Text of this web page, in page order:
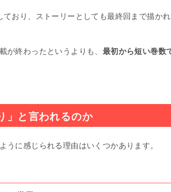
ており、ストーリーとしても最終回まで描かれ
が終わったというよりも、 最初から短い巻数
」と言われるのか
うに感じられる理由はいくつかあります。